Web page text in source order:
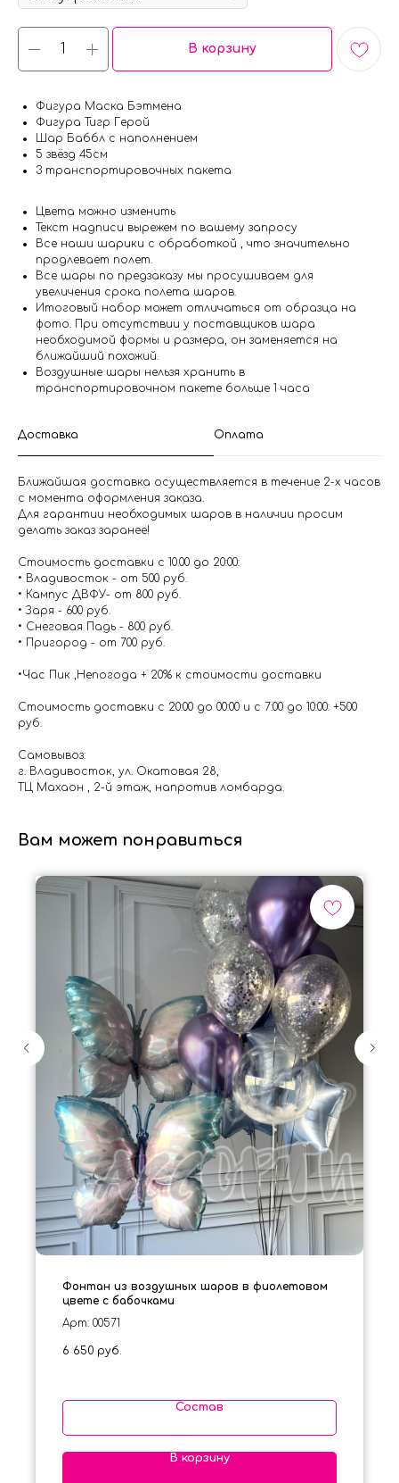
В корзину
Фигура Маска Бэтмена
Фигура Тигр Герой
Шар Баббл с наполнением
5 звёзд 45см
3 транспортировочных пакета
Цвета можно изменить
Текст надписи вырежем по вашему запросу
Все наши шарики с обработкой , что значительно
продлевает полет.
Все шары по предзаказу мы просушиваем для
увеличения срока полета шаров.
Итоговый набор может отличаться от образца на
фото. При отсутствии у поставщиков шара
необходимой формы и размера, он заменяется на
ближайший похожий.
Воздушные шары нельзя хранить в
транспортировочном пакете больше 1 часа
Доставка Оплата
Ближайшая доставка осуществляется в течение 2-х часов
с момента оформления заказа.
Для гарантии необходимых шаров в наличии просим
делать заказ заранее!
Стоимость доставки с 10.00 до 20:00:
• Владивосток - от 500 руб.
• Кампус ДВФУ- от 800 руб.
• Заря - 600 руб.
• Снеговая Падь - 800 руб.
• Пригород - от 700 руб.
•Час Пик ,Непогода + 20% к стоимости доставки
Стоимость доставки с 20:00 до 00:00 и с 7:00 до 10:00: +500
руб.
Самовывоз:
г. Владивосток, ул. Окатовая 28,
ТЦ Махаон , 2-й этаж, напротив ломбарда.
Вам может понравиться
Фонтан из воздушных шаров в фиолетовом
цвете с бабочками
Арт: 00571
6 650 руб.
Состав
В корзину